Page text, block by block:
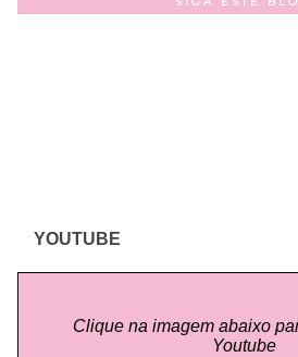
YOUTUBE
Clique na imagem abaixo
Youtube